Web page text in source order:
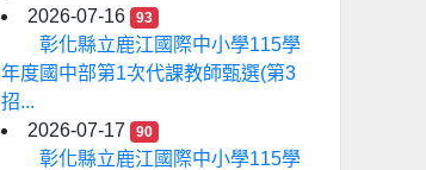
2026-07-16
93
彰化縣立鹿江國際中小學115學
年度國中部第1次代課教師甄選(第3
招...
2026-07-17
90
彰化縣立鹿江國際中小學115學